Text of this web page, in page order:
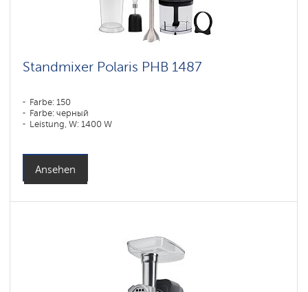
Standmixer Polaris PHB 1487
Farbe: 150
Farbe: черный
Leistung, W: 1400 W
Ansehen